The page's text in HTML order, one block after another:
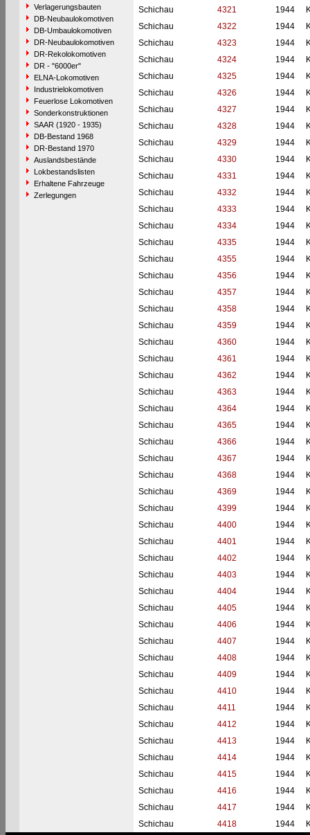
Verlagerungsbauten
DB-Neubaulokomotiven
DB-Umbaulokomotiven
DR-Neubaulokomotiven
DR-Rekolokomotiven
DR - "6000er"
ELNA-Lokomotiven
Industrielokomotiven
Feuerlose Lokomotiven
Sonderkonstruktionen
SAAR (1920 - 1935)
DB-Bestand 1968
DR-Bestand 1970
Auslandsbestände
Lokbestandslisten
Erhaltene Fahrzeuge
Zerlegungen
Schichau
4321 1944
Schichau
4322 1944
Schichau
4323 1944
Schichau
4324 1944
Schichau
4325 1944
Schichau
4326 1944
Schichau
4327 1944
Schichau
4328 1944
Schichau
4329 1944
Schichau
4330 1944
Schichau
4331 1944
Schichau
4332 1944
Schichau
4333 1944
Schichau
4334 1944
Schichau
4335 1944
Schichau
4355 1944
Schichau
4356 1944
Schichau
4357 1944
Schichau
4358 1944
Schichau
4359 1944
Schichau
4360 1944
Schichau
4361 1944
Schichau
4362 1944
Schichau
4363 1944
Schichau
4364 1944
Schichau
4365 1944
Schichau
4366 1944
Schichau
4367 1944
Schichau
4368 1944
Schichau
4369 1944
Schichau
4399 1944
Schichau
4400 1944
Schichau
4401 1944
Schichau
4402 1944
Schichau
4403 1944
Schichau
4404 1944
Schichau
4405 1944
Schichau
4406 1944
Schichau
4407 1944
Schichau
4408 1944
Schichau
4409 1944
Schichau
4410 1944
Schichau
4411 1944
Schichau
4412 1944
Schichau
4413 1944
Schichau
4414 1944
Schichau
4415 1944
Schichau
4416 1944
Schichau
4417 1944
Schichau
4418 1944